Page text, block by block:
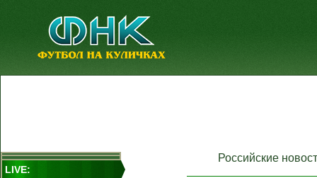
LIVE:
Российские